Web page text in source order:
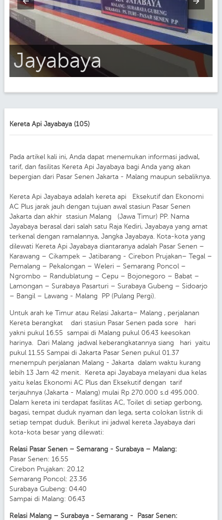
Jayabaya
Kereta Api Jayabaya (105)
Pada artikel kali ini, Anda dapat menemukan informasi jadwal,
tarif, dan fasilitas Kereta Api Jayabaya bagi Anda yang akan
bepergian dari Pasar Senen Jakarta - Malang maupun sebaliknya.
Kereta Api Jayabaya adalah kereta api Eksekutif dan Ekonomi
AC Plus jarak jauh dengan tujuan awal stasiun Pasar Senen
Jakarta dan akhir stasiun Malang (Jawa Timur) PP. Nama
Jayabaya berasal dari salah satu Raja Kediri, Jayabaya yang amat
terkenal dengan ramalannya, Jangka Jayabaya. Kota-kota yang
dilewati Kereta Api Jayabaya diantaranya adalah Pasar Senen –
Karawang – Cikampek – Jatibarang - Cirebon Prujakan– Tegal –
Pemalang – Pekalongan – Weleri – Semarang Poncol –
Ngrombo – Randublatung – Cepu – Bojonegoro – Babat –
Lamongan – Surabaya Pasarturi – Surabaya Gubeng – Sidoarjo
– Bangil – Lawang - Malang PP (Pulang Pergi).
Untuk arah ke Timur atau Relasi Jakarta– Malang , perjalanan
Kereta berangkat dari stasiun Pasar Senen pada sore hari
yakni pukul 16.55 sampai di Malang pukul 06.43 keesokan
harinya. Dari Malang jadwal keberangkatannya siang hari yaitu
pukul 11.55 Sampai di Jakarta Pasar Senen pukul 01.37
menempuh perjalanan Malang - Jakarta dalam waktu kurang
lebih 13 Jam 42 menit. Kereta api Jayabaya melayani dua kelas
yaitu kelas Ekonomi AC Plus dan Eksekutif dengan tarif
terjauhnya (Jakarta - Malang) mulai Rp 270.000 s.d 495.000.
Dalam kereta ini terdapat fasilitas AC, Toilet di setiap gerbong,
bagasi, tempat duduk nyaman dan lega, serta colokan listrik di
setiap tempat duduk. Berikut ini jadwal kereta Jayabaya dari
kota-kota besar yang dilewati:
Relasi Pasar Senen – Semarang - Surabaya – Malang:
Pasar Senen: 16.55
Cirebon Prujakan: 20.12
Semarang Poncol: 23.36
Surabaya Gubeng: 04.40
Sampai di Malang: 06.43
Relasi Malang – Surabaya - Semarang - Pasar Senen: